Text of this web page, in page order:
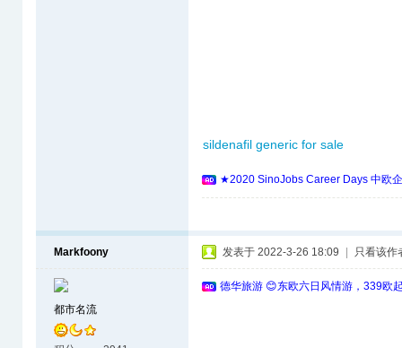
sildenafil generic for sale
★2020 SinoJobs Career Days 中欧
Markfoony
都市名流
发表于 2022-3-26 18:09 只看该作
德华旅游 😊东欧六日风情游，339欧